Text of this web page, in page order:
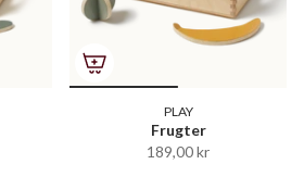
PLAY
Frugter
189,00 kr